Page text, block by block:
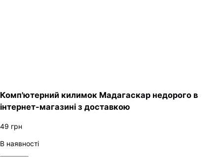
Комп'ютерний килимок Мадагаскар недорого в
інтернет-магазині з доставкою
49 грн
В наявності